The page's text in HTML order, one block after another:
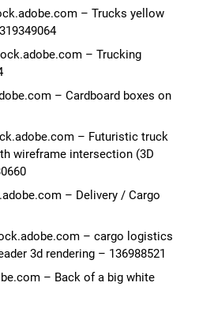
– Trucks yellow
– Trucking
– Cardboard boxes on
– Futuristic truck
wireframe intersection (3D
– Delivery / Cargo
– cargo logistics
3d rendering – 136988521
– Back of a big white